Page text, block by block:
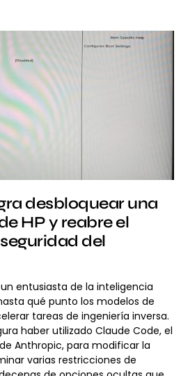
desbloquear una
HP y reabre el
del
entusiasta de la inteligencia
qué punto los modelos de
tareas de ingeniería inversa.
haber utilizado Claude Code, el
Anthropic, para modificar la
varias restricciones de